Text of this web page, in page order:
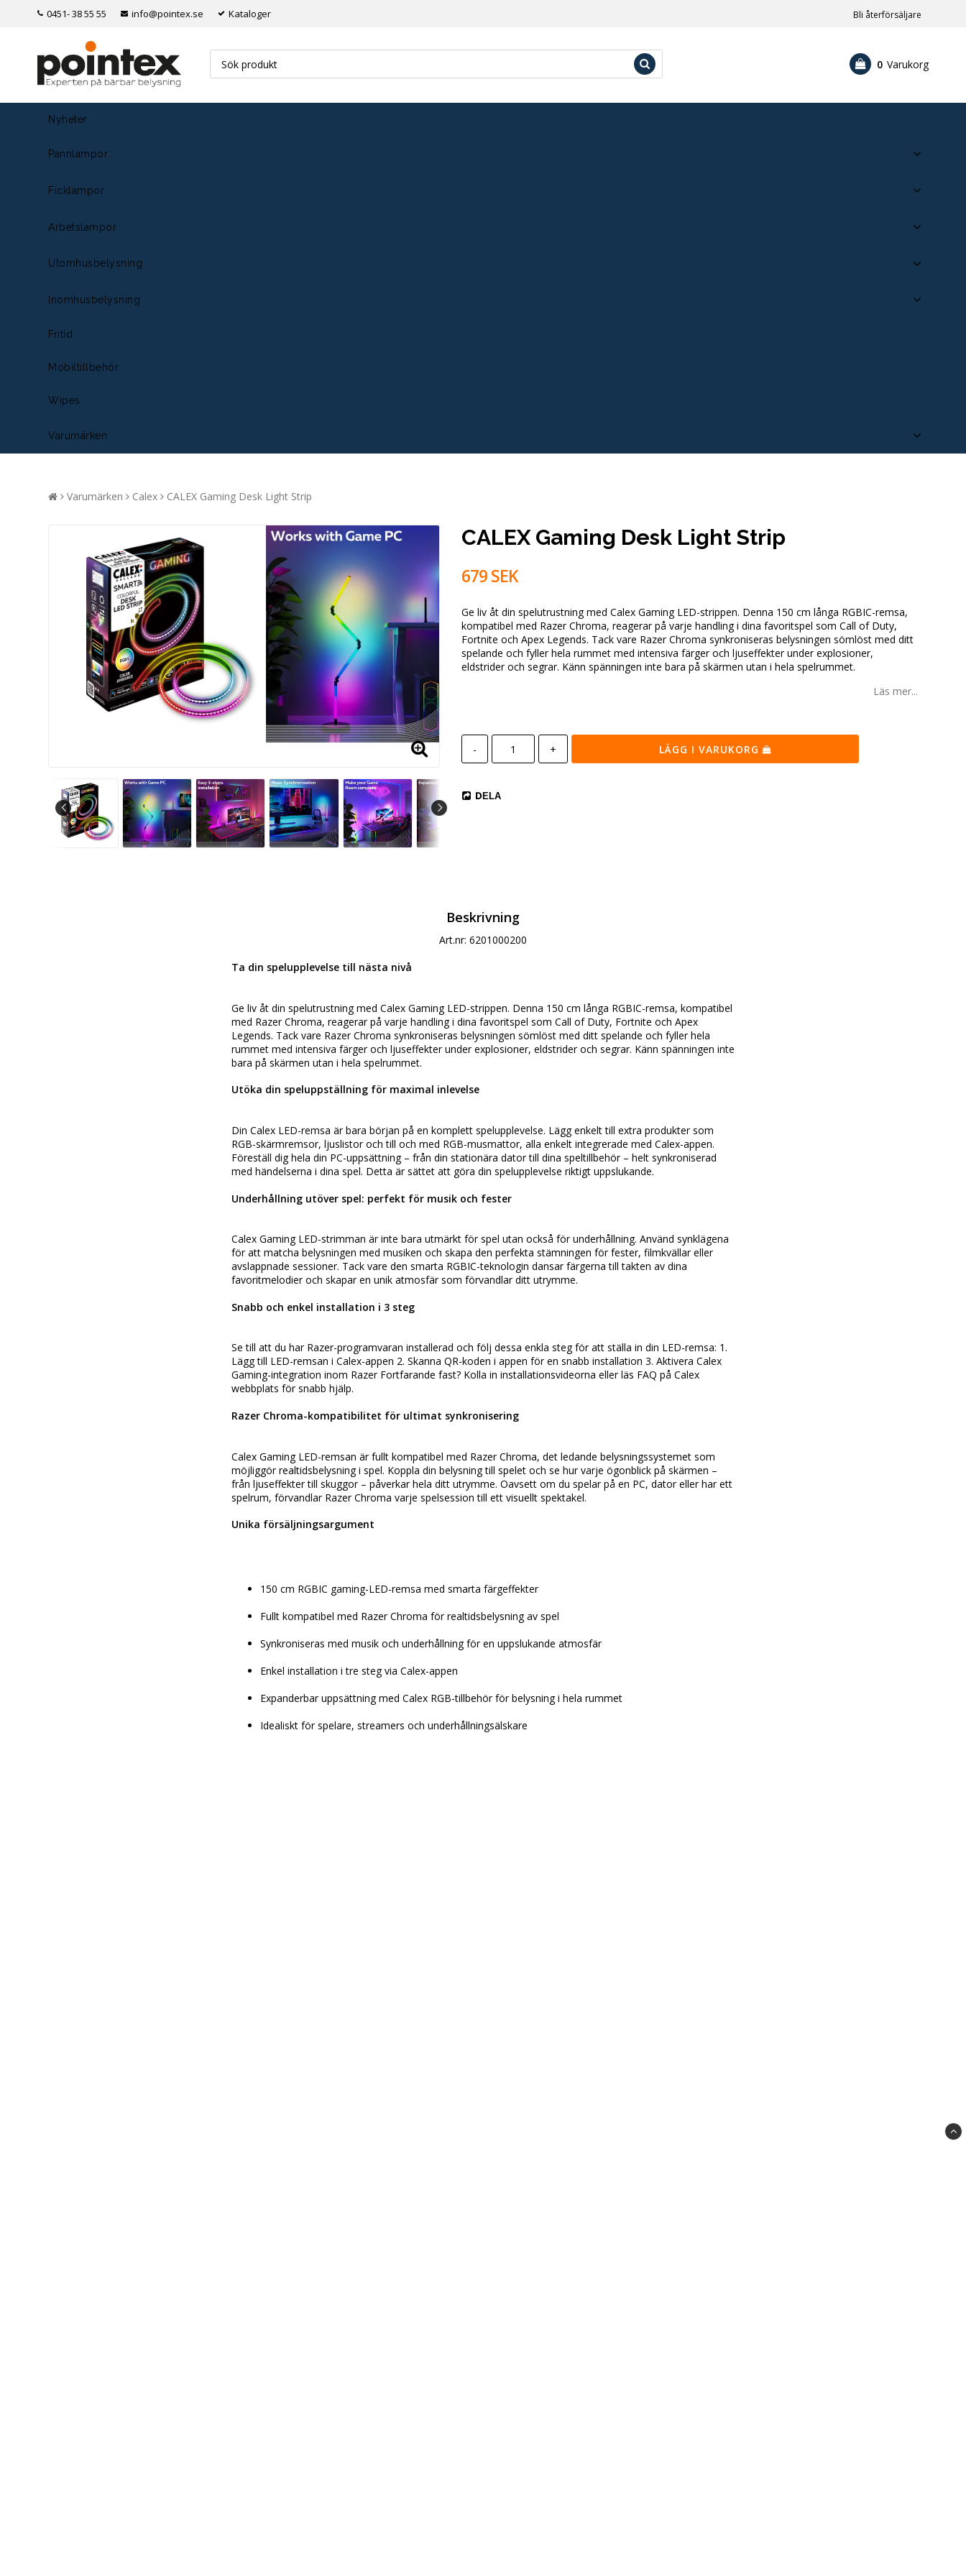
0451- 38 55 55 info@pointex.se Kataloger Bli återförsäljare
0 Varukorg
Din varukorg är tom
Nyheter
Pannlampor
Ficklampor
Arbetslampor
Utomhusbelysning
Inomhusbelysning
Fritid
Mobiltillbehör
Wipes
Varumärken
Varumärken Calex CALEX Gaming Desk Light Strip
CALEX Gaming Desk Light Strip
679 SEK
Ge liv åt din spelutrustning med Calex Gaming LED-strippen. Denna 150 cm långa RGBIC-remsa,
kompatibel med Razer Chroma, reagerar på varje handling i dina favoritspel som Call of Duty,
Fortnite och Apex Legends. Tack vare Razer Chroma synkroniseras belysningen sömlöst med ditt
spelande och fyller hela rummet med intensiva färger och ljuseffekter under explosioner,
eldstrider och segrar. Känn spänningen inte bara på skärmen utan i hela spelrummet.
Läs mer...
- + LÄGG I VARUKORG
DELA
Beskrivning
Art.nr: 6201000200
Ta din spelupplevelse till nästa nivå
Ge liv åt din spelutrustning med Calex Gaming LED-strippen. Denna 150 cm långa RGBIC-remsa, kompatibel
med Razer Chroma, reagerar på varje handling i dina favoritspel som Call of Duty, Fortnite och Apex
Legends. Tack vare Razer Chroma synkroniseras belysningen sömlöst med ditt spelande och fyller hela
rummet med intensiva färger och ljuseffekter under explosioner, eldstrider och segrar. Känn spänningen inte
bara på skärmen utan i hela spelrummet.
Utöka din speluppställning för maximal inlevelse
Din Calex LED-remsa är bara början på en komplett spelupplevelse. Lägg enkelt till extra produkter som
RGB-skärmremsor, ljuslistor och till och med RGB-musmattor, alla enkelt integrerade med Calex-appen.
Föreställ dig hela din PC-uppsättning – från din stationära dator till dina speltillbehör – helt synkroniserad
med händelserna i dina spel. Detta är sättet att göra din spelupplevelse riktigt uppslukande.
Underhållning utöver spel: perfekt för musik och fester
Calex Gaming LED-strimman är inte bara utmärkt för spel utan också för underhållning. Använd synklägena
för att matcha belysningen med musiken och skapa den perfekta stämningen för fester, filmkvällar eller
avslappnade sessioner. Tack vare den smarta RGBIC-teknologin dansar färgerna till takten av dina
favoritmelodier och skapar en unik atmosfär som förvandlar ditt utrymme.
Snabb och enkel installation i 3 steg
Se till att du har Razer-programvaran installerad och följ dessa enkla steg för att ställa in din LED-remsa: 1.
Lägg till LED-remsan i Calex-appen 2. Skanna QR-koden i appen för en snabb installation 3. Aktivera Calex
Gaming-integration inom Razer Fortfarande fast? Kolla in installationsvideorna eller läs FAQ på Calex
webbplats för snabb hjälp.
Razer Chroma-kompatibilitet för ultimat synkronisering
Calex Gaming LED-remsan är fullt kompatibel med Razer Chroma, det ledande belysningssystemet som
möjliggör realtidsbelysning i spel. Koppla din belysning till spelet och se hur varje ögonblick på skärmen –
från ljuseffekter till skuggor – påverkar hela ditt utrymme. Oavsett om du spelar på en PC, dator eller har ett
spelrum, förvandlar Razer Chroma varje spelsession till ett visuellt spektakel.
Unika försäljningsargument
150 cm RGBIC gaming-LED-remsa med smarta färgeffekter
Fullt kompatibel med Razer Chroma för realtidsbelysning av spel
Synkroniseras med musik och underhållning för en uppslukande atmosfär
Enkel installation i tre steg via Calex-appen
Expanderbar uppsättning med Calex RGB-tillbehör för belysning i hela rummet
Idealiskt för spelare, streamers och underhållningsälskare